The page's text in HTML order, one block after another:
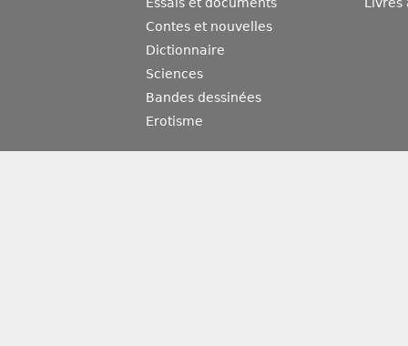
Essais et documents
Contes et nouvelles
Dictionnaire
Sciences
Bandes dessinées
Erotisme
Livres